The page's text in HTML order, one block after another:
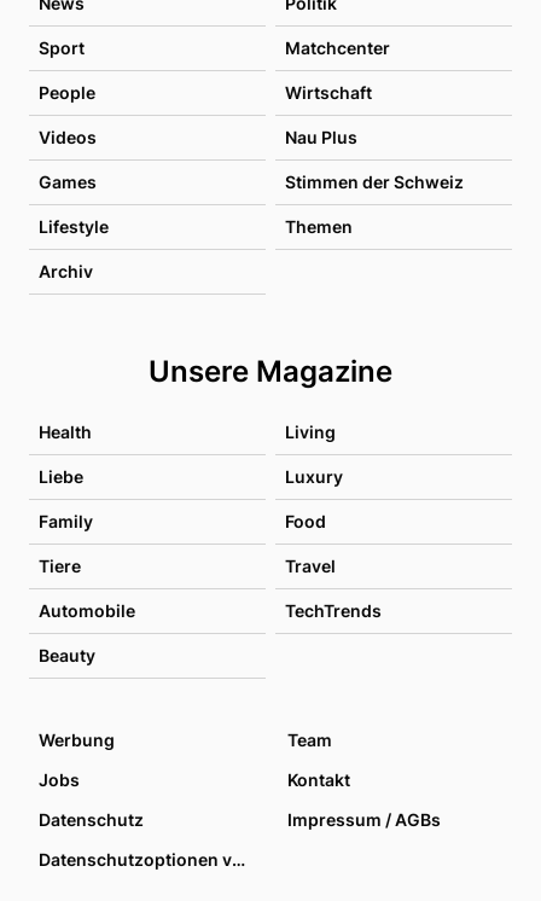
Sport Matchcenter
People Wirtschaft
Videos Nau Plus
Games Stimmen der Schweiz
Lifestyle Themen
Archiv
Unsere Magazine
Health Living
Liebe Luxury
Family Food
Tiere Travel
Automobile TechTrends
Beauty
Werbung
Team
Jobs
Kontakt
Datenschutz
Impressum / AGBs
Datenschutzoptionen verwalten